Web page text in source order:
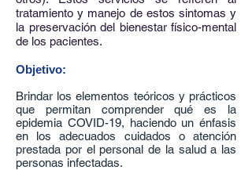
tratamiento y manejo de estos sintomas y
la preservación del bienestar físico-mental
de los pacientes.
Objetivo:
Brindar los elementos teóricos y prácticos
que permitan comprender qué es la
epidemia COVID-19, haciendo un énfasis
en los adecuados cuidados o atención
prestada por el personal de la salud a las
personas infectadas.